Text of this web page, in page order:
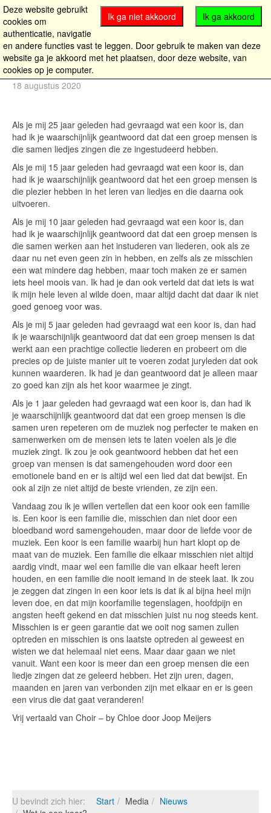
Wat is een koor?
18 augustus 2020
Als je mij 25 jaar geleden had gevraagd wat een koor is, dan
had ik je waarschijnlijk geantwoord dat dat een groep mensen is
die samen liedjes zingen die ze ingestudeerd hebben.
Als je mij 15 jaar geleden had gevraagd wat een koor is, dan
had ik je waarschijnlijk geantwoord dat het een groep mensen is
die plezier hebben in het leren van liedjes en die daarna ook
uitvoeren.
Als je mij 10 jaar geleden had gevraagd wat een koor is, dan
had ik je waarschijnlijk geantwoord dat dat een groep mensen is
die samen werken aan het instuderen van liederen, ook als ze
daar nu net even geen zin in hebben, en zelfs als ze misschien
een wat mindere dag hebben, maar toch maken ze er samen
iets heel moois van. Ik had je dan ook verteld dat dat iets is wat
ik mijn hele leven al wilde doen, maar altijd dacht dat daar ik niet
goed genoeg voor was.
Als je mij 5 jaar geleden had gevraagd wat een koor is, dan had
ik je waarschijnlijk geantwoord dat dat een groep mensen is dat
werkt aan een prachtige collectie liederen en probeert om die
precies op de juiste manier uit te voeren zodat juryleden dat ook
kunnen waarderen. Ik had je dan geantwoord dat je alleen maar
zo goed kan zijn als het koor waarmee je zingt.
Als je 1 jaar geleden had gevraagd wat een koor is, dan had ik
je waarschijnlijk geantwoord dat dat een groep mensen is die
samen uren repeteren om de muziek nog perfecter te maken en
samenwerken om de mensen iets te laten voelen als je die
muziek zingt. Ik zou je ook geantwoord hebben dat het een
groep van mensen is dat samengehouden word door een
emotionele band en er is altijd wel een lied dat dat bewijst. En
ook al zijn ze niet altijd de beste vrienden, ze zijn een.
Vandaag zou ik je willen vertellen dat een koor ook een familie
is. Een koor is een familie die, misschien dan niet door een
bloedband word samengehouden, maar door de liefde voor de
muziek. Een koor is een familie waarbij hun hart klopt op de
maat van de muziek. Een familie die elkaar misschien niet altijd
aardig vindt, maar wel een familie die van elkaar heeft leren
houden, en een familie die nooit iemand in de steek laat. Ik zou
je zeggen dat zingen in een koor iets is dat ik al bijna heel mijn
leven doe, en dat mijn koorfamilie tegenslagen, hoofdpijn en
angsten heeft gekend en dat misschien juist nu nog steeds kent.
Misschien is er geen garantie dat we ooit nog samen zullen
optreden en misschien is ons laatste optreden al geweest en
wisten we dat helemaal niet eens. Maar daar gaan we niet
vanuit. Want een koor is meer dan een groep mensen die een
liedje zingen dat ze geleerd hebben. Het zijn uren, dagen,
maanden en jaren van verbonden zijn met elkaar en er is geen
een virus die dat gaat veranderen!
Vrij vertaald van Choir – by Chloe door Joop Meijers
U bevindt zich hier: Start Media
Nieuws
Ik ga akkoord
Ik ga niet akkoord
Deze website gebruikt
cookies om
authenticatie, navigatie
en andere functies vast te leggen. Door gebruik te maken van deze
website ga je akkoord met het plaatsen, door deze website, van
cookies op je computer.